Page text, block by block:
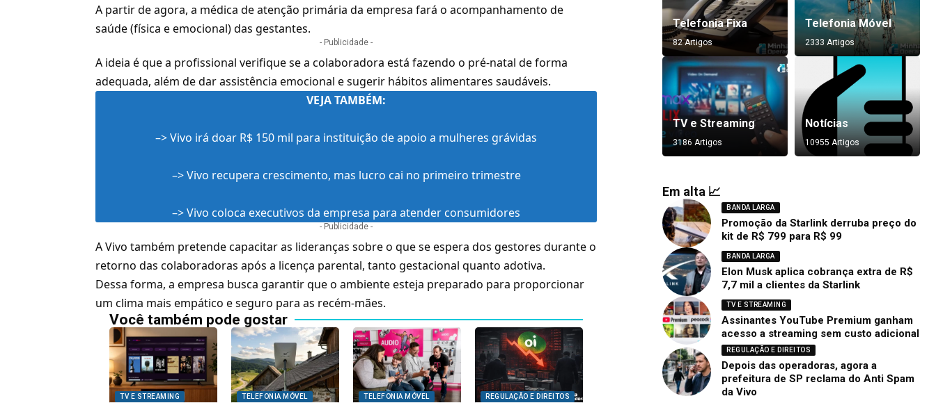
A partir de agora, a médica de atenção primária da empresa fará o acompanhamento de
saúde (física e emocional) das gestantes.
- Publicidade -
A ideia é que a profissional verifique se a colaboradora está fazendo o pré-natal de forma
adequada, além de dar assistência emocional e sugerir hábitos alimentares saudáveis.
VEJA TAMBÉM:
–>Vivo irá doar R$ 150 mil para instituição de apoio a mulheres grávidas
–>Vivo recupera crescimento, mas lucro cai no primeiro trimestre
–>Vivo coloca executivos da empresa para atender consumidores
- Publicidade -
AVivo também pretende capacitar as lideranças sobre o que se espera dos gestores durante o
retorno das colaboradoras após a licença parental, tanto gestacional quanto adotiva.
Dessa forma, a empresa busca garantir que o ambiente esteja preparado para proporcionar
um clima mais empático e seguro para as recém-mães.
Você também pode gostar
TV E STREAMING TELEFONIA MÓVEL TELEFONIA MÓVEL REGULAÇÃO E DIREITOS
Telefonia Fixa
82 Artigos
Telefonia Móvel
2333 Artigos
TV e Streaming
3186 Artigos
Notícias
10955 Artigos
Em alta 📈
BANDA LARGA
Promoção da Starlink derruba preço do
kit de R$ 799 para R$ 99
BANDA LARGA
Elon Musk aplica cobrança extra de R$
7,7 mil a clientes da Starlink
TV E STREAMING
Assinantes YouTube Premium ganham
acesso a streaming sem custo adicional
REGULAÇÃO E DIREITOS
Depois das operadoras, agora a
prefeitura de SP reclama do Anti Spam
da Vivo